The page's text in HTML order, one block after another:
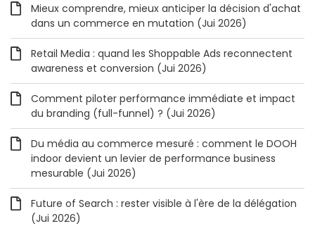
Mieux comprendre, mieux anticiper la décision d'achat
dans un commerce en mutation (Jui 2026)
Retail Media : quand les Shoppable Ads reconnectent
awareness et conversion (Jui 2026)
Comment piloter performance immédiate et impact
du branding (full-funnel) ? (Jui 2026)
Du média au commerce mesuré : comment le DOOH
indoor devient un levier de performance business
mesurable (Jui 2026)
Future of Search : rester visible à l'ère de la délégation
(Jui 2026)